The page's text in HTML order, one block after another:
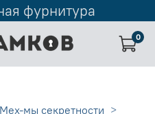
фурнитура
0
мы секретности